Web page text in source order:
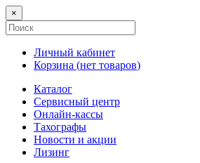
×
Личный кабинет
Корзина (нет товаров)
Каталог
Сервисный центр
Онлайн-кассы
Тахографы
Новости и акции
Лизинг